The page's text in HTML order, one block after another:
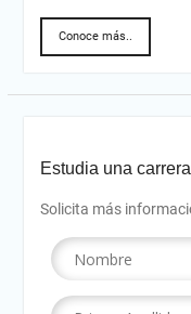
Conoce más..
Estudia una
Solicita más